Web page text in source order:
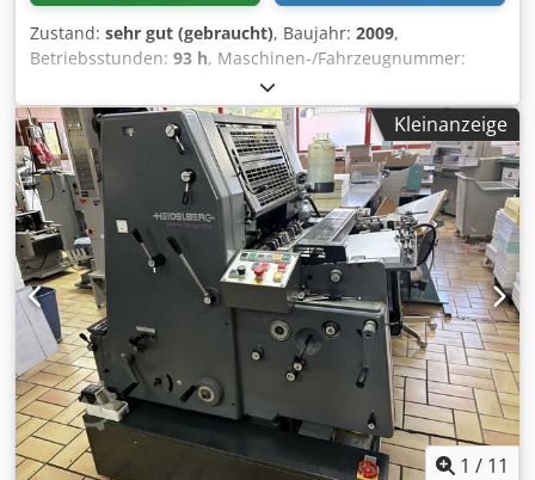
Zustand: sehr gut (gebraucht), Baujahr: 2009,
Betriebsstunden: 93 h, Maschinen-/Fahrzeugnummer:
, Format 36 x 52 cm, Alcolor Vario-
Befeuchtungssystem, Technotrans-Kühl- und
Rücklaufsystem, Temperaturregelung der Farbwerke,
Anicolor-Farbwerke, Doppelte Bogenkontrolle,
Seitenregisterkontrolle, Farbwalzenwaschvorrichtung,
Walzenwaschvorrichtung, Zylinderwaschvorrichtung,
Autoplate, IR-Trockner, Verlängerte Auslage. Dcsdpjznl T
Aofx Anmek
Kleinanzeige
1 / 11